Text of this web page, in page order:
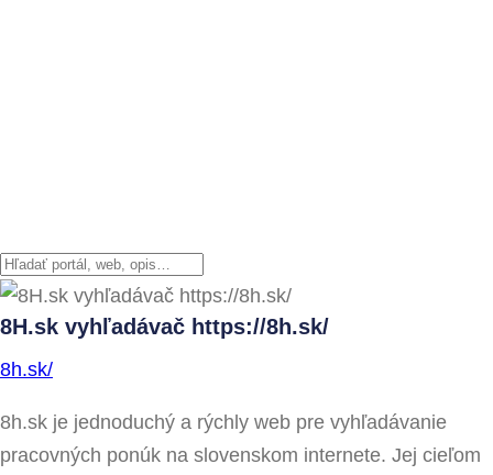
8H.sk vyhľadávač https://8h.sk/
8h.sk/
8h.sk je jednoduchý a rýchly web pre vyhľadávanie
pracovných ponúk na slovenskom internete. Jej cieľom